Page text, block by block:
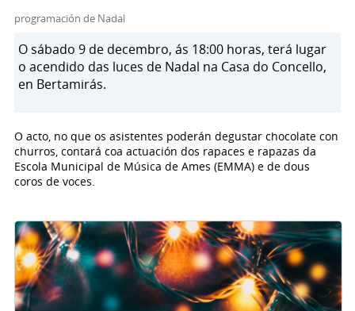
programación de Nadal
O sábado 9 de decembro, ás 18:00 horas, terá lugar
o acendido das luces de Nadal na Casa do Concello,
en Bertamirás.
O acto, no que os asistentes poderán degustar chocolate con
churros, contará coa actuación dos rapaces e rapazas da
Escola Municipal de Música de Ames (EMMA) e de dous
coros de voces.